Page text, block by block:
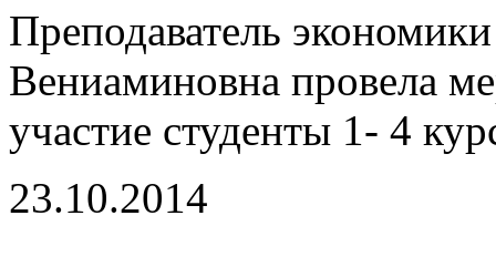
Преподаватель
Вениаминовна провела
участие студенты 1- 4
23.10.2014